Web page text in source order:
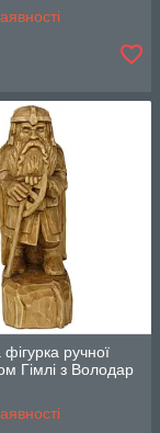
ручної
Гімлі з Володар